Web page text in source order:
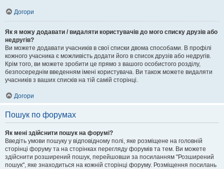
Догори
Як я можу додавати / видаляти користувачів до мого списку друзів або
недругів?
Ви можете додавати учасників в свої списки двома способами. В профілі
кожного учасника є можливість додати його в список друзів або недругів.
Крім того, ви можете зробити це прямо з вашого особистого розділу,
безпосереднім введенням імені користувача. Ви також можете видаляти
учасників з ваших списків на тій самій сторінці.
Догори
Пошук по форумах
Як мені здійснити пошук на форумі?
Введіть умови пошуку у відповідному полі, яке розміщене на головній
сторінці форуму та на сторінках перегляду форумів та тем. Ви можете
здійснити розширений пошук, перейшовши за посиланням "Розширений
пошук", яке знаходиться на кожній сторінці форуму. Розміщення посилань